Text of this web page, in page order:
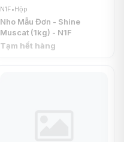
N1F•Hộp
Nho Mẫu Đơn - Shine
Muscat (1kg) - N1F
Tạm hết hàng